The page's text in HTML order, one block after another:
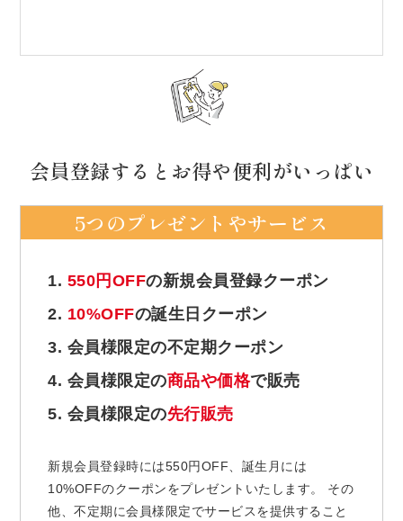
会員登録するとお得や便利がいっぱい
5つのプレゼントやサービス
1. 550円OFFの新規会員登録クーポン
2. 10%OFFの誕生日クーポン
3. 会員様限定の不定期クーポン
4. 会員様限定の商品や価格で販売
5. 会員様限定の先行販売
新規会員登録時には550円OFF、誕生月には
10%OFFのクーポンをプレゼントいたします。 その
他、不定期に会員様限定でサービスを提供すること